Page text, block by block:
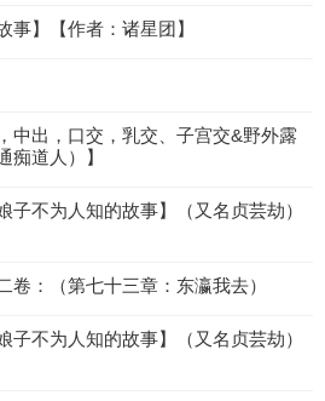
事】【作者：诸星团】
中出，口交，乳交、子宫交&野外露
痴道人）】
子不为人知的故事】（又名贞芸劫）
卷：（第七十三章：东瀛我去）
子不为人知的故事】（又名贞芸劫）